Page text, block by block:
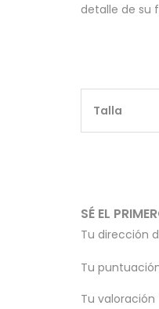
detalle de su
Talla
SÉ EL
Tu dirección
Tu
Tu valoración